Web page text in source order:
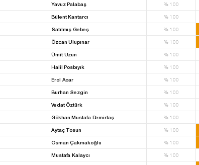
Yavuz Palabaş % 100
Bülent Kantarcı % 100
Satılmış Gebeş % 100
Özcan Ulupınar % 100
Ümit Uzun % 100
Halil Posbıyık % 100
Erol Acar % 100
Burhan Sezgin % 100
Vedat Öztürk % 100
Gökhan Mustafa Demirtaş % 100
Aytaç Tosun % 100
Osman Çakmakoğlu % 100
Mustafa Kalaycı % 100